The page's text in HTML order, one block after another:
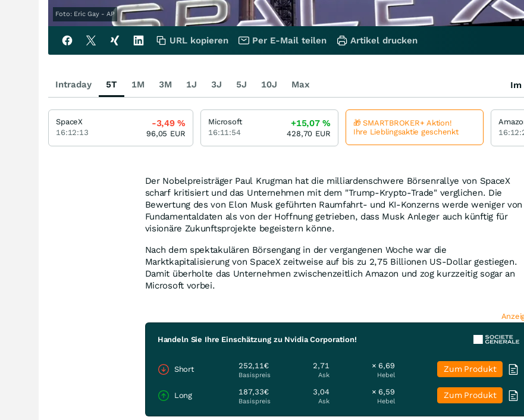
Foto: Eric Gay - AP
Der Nobelpreisträger Paul Krugman hat die milliardenschwere Börsenrallye von SpaceX
scharf kritisiert und das Unternehmen mit dem "Trump-Krypto-Trade" verglichen. Die
Bewertung des von Elon Musk geführten Raumfahrt- und KI-Konzerns werde weniger von
Fundamentaldaten als von der Hoffnung getrieben, dass Musk Anleger auch künftig für
visionäre Zukunftsprojekte begeistern könne.
Nach dem spektakulären Börsengang in der vergangenen Woche war die
Marktkapitalisierung von SpaceX zeitweise auf bis zu 2,75 Billionen US-Dollar gestiegen.
Damit überholte das Unternehmen zwischenzeitlich Amazon und zog kurzzeitig sogar an
Microsoft vorbei.
Handeln Sie Ihre Einschätzung zu Nvidia Corporation!
Short 252,11€
Basispreis
2,71
Ask
× 6,69
Hebel
Zum Produkt
Long 187,33€
Basispreis
3,04
Ask
× 6,59
Hebel
Zum Produkt
URL kopieren Per E-Mail teilen Artikel drucken
Intraday 5T 1M 3M 1J 3J 5J 10J Max Im
SpaceX
16:12:13
-3,49%
96,05 EUR
Microsoft
16:11:54
+15,07%
428,70 EUR
🎁 SMARTBROKER+ Aktion!
Ihre Lieblingsaktie geschenkt